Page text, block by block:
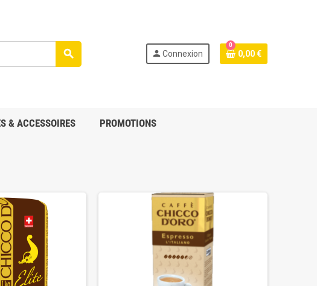
search person Connexion
0
0,00 €
& ACCESSOIRES PROMOTIONS